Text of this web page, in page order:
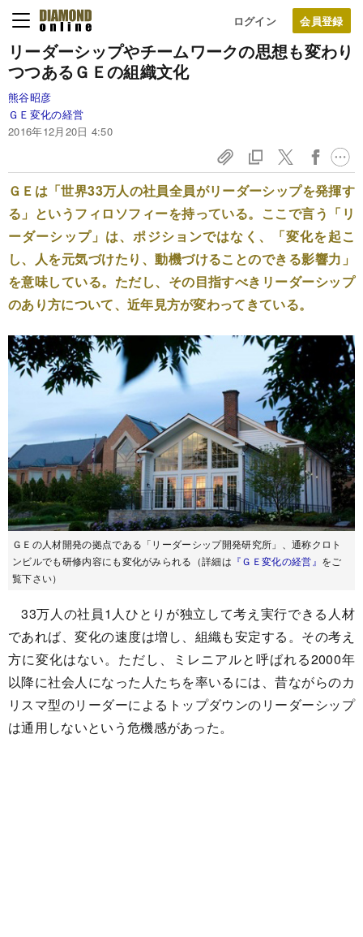
ログイン
リーダーシップやチームワークの思想も変わり
つつあるＧＥの組織文化
熊谷昭彦
ＧＥ変化の経営
2016年12月20日 4:50
ＧＥは「世界33万人の社員全員がリーダーシップを発揮す
る」というフィロソフィーを持っている。ここで言う「リ
ーダーシップ」は、ポジションではなく、「変化を起こ
し、人を元気づけたり、動機づけることのできる影響力」
を意味している。ただし、その目指すべきリーダーシップ
のあり方について、近年見方が変わってきている。
ＧＥの人材開発の拠点である「リーダーシップ開発研究所」、通称クロト
ンビルでも研修内容にも変化がみられる（詳細は 『ＧＥ変化の経営』 をご
覧下さい）
33万人の社員1人ひとりが独立して考え実行できる人材
であれば、変化の速度は増し、組織も安定する。その考え
方に変化はない。ただし、ミレニアルと呼ばれる2000年
以降に社会人になった人たちを率いるには、昔ながらのカ
リスマ型のリーダーによるトップダウンのリーダーシップ
は通用しないという危機感があった。